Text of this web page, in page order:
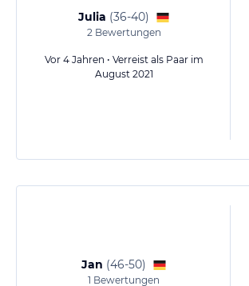
Julia (36-40)
2Bewertungen
Vor 4 Jahren • Verreist als Paar im
August 2021
Jan (46-50)
1 Bewertungen